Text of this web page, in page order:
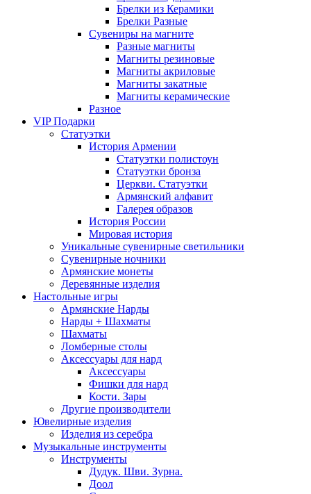
Брелки из Керамики
Брелки Разные
Сувениры на магните
Разные магниты
Магниты резиновые
Магниты акриловые
Магниты закатные
Магниты керамические
Разное
VIP Подарки
Статуэтки
История Армении
Статуэтки полистоун
Статуэтки бронза
Церкви. Статуэтки
Армянский алфавит
Галерея образов
История России
Мировая история
Уникальные сувенирные светильники
Сувенирные ночники
Армянские монеты
Деревянные изделия
Настольные игры
Армянские Нарды
Нарды + Шахматы
Шахматы
Ломберные столы
Аксессуары для нард
Аксессуары
Фишки для нард
Кости. Зары
Другие производители
Ювелирные изделия
Изделия из серебра
Музыкальные инструменты
Инструменты
Дудук. Шви. Зурна.
Доол